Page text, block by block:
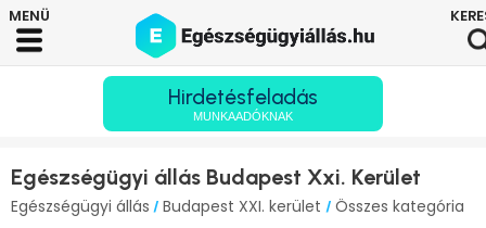
Hirdetésfeladás
MUNKAADÓKNAK
Egészségügyi állás Budapest Xxi. Kerület
Egészségügyi állás / Budapest XXI. kerület / Összes kategória